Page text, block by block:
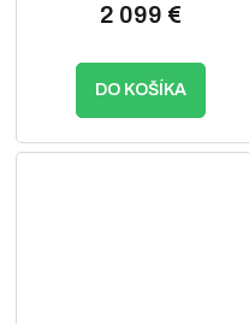
2 099 €
DO KOŠÍKA